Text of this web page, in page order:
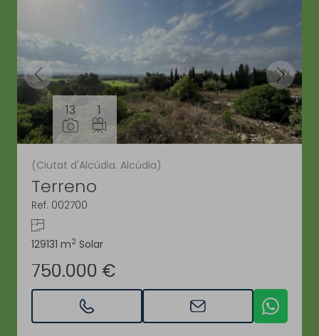
13 1
(Ciutat d'Alcúdia. Alcúdia)
Terreno
Ref. 002700
129131 m2 Solar
750.000 €